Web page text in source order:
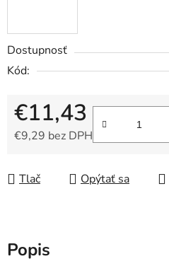
Dostupnosť
Kód:
€11,43
€9,29 bez DPH
Tlač Opýtať sa
Popis